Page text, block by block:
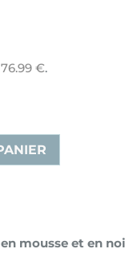
€.
mousse et en